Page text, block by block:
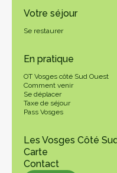
Votre séjour
Se restaurer
En pratique
OT Vosges côté Sud Ouest
Comment venir
Se déplacer
Taxe de séjour
Pass Vosges
Les Vosges Côté
Carte
Contact